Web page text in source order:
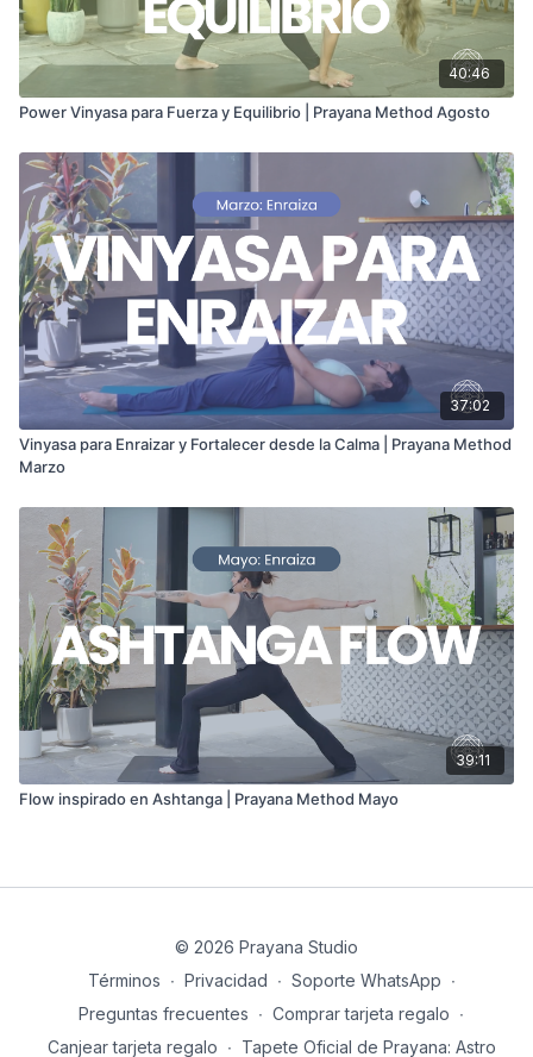
40:46
Power Vinyasa para Fuerza y Equilibrio | Prayana Method Agosto
37:02
Vinyasa para Enraizar y Fortalecer desde la Calma | Prayana Method
Marzo
39:11
Flow inspirado en Ashtanga | Prayana Method Mayo
© 2026 Prayana Studio
Términos ∙ Privacidad ∙ Soporte WhatsApp ∙
Preguntas frecuentes ∙ Comprar tarjeta regalo ∙
Canjear tarjeta regalo ∙ Tapete Oficial de Prayana: Astro